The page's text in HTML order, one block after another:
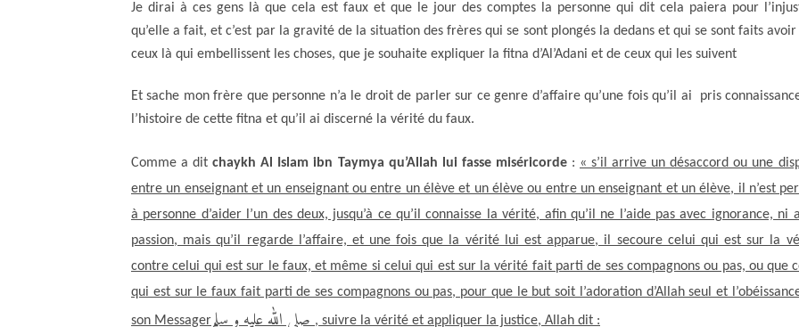
Je dirai à ces gens là que cela est faux et que le jour des comptes la personne qui dit cela paiera pour
qu’elle a fait, et c’est par la gravité de la situation des frères qui se sont plongés la dedans et qui se sont faits
ceux là qui embellissent les choses, que je souhaite expliquer la fitna d’Al’Adani et de ceux qui les suivent
Et sache mon frère que personne n’a le droit de parler sur ce genre d’affaire qu’une fois qu’il ai pris
l’histoire de cette fitna et qu’il ai discerné la vérité du faux.
Comme a ditchaykh Al Islam ibn Taymya qu’Allah lui fasse miséricorde: « s’il arrive un désaccord ou une
entre un enseignant et un enseignant ou entre un élève et un élève ou entre un enseignant et un élève, il n’est
à personne d’aider l’un des deux, jusqu’à ce qu’il connaisse la vérité, afin qu’il ne l’aide pas avec ignorance, ni
passion, mais qu’il regarde l’affaire, et une fois que la vérité lui est apparue, il secoure celui qui est sur la
contre celui qui est sur le faux, et même si celui qui est sur la vérité fait parti de ses compagnons ou pas, ou que
qui est sur le faux fait parti de ses compagnons ou pas, pour que le but soit l’adoration d’Allah seul et
son Messager
صلى الله عليه و سلم, suivre la vérité et appliquer la justice, Allah dit :